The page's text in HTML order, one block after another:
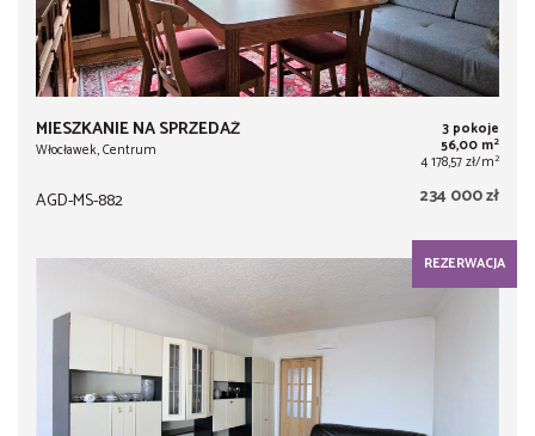
MIESZKANIE NA SPRZEDAŻ
Włocławek, Centrum
3 pokoje
56,00 m2
4 178,57 zł/m2
AGD-MS-882 234 000 zł
REZERWACJA